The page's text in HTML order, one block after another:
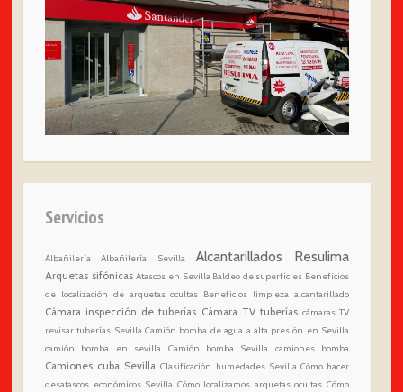
Servicios
Albañilería Albañilería Sevilla Alcantarillados Resulima
Arquetas sifónicas Atascos en Sevilla Baldeo de superficies Beneficios
de localización de arquetas ocultas Beneficios limpieza alcantarillado
Cámara inspección de tuberías Cámara TV tuberías cámaras TV
revisar tuberías Sevilla Camión bomba de agua a alta presión en Sevilla
camión bomba en sevilla
Camión bomba Sevilla camiones bomba
Camiones cuba Sevilla Clasificación humedades Sevilla Cómo hacer
desatascos económicos Sevilla Cómo localizamos arquetas ocultas Cómo